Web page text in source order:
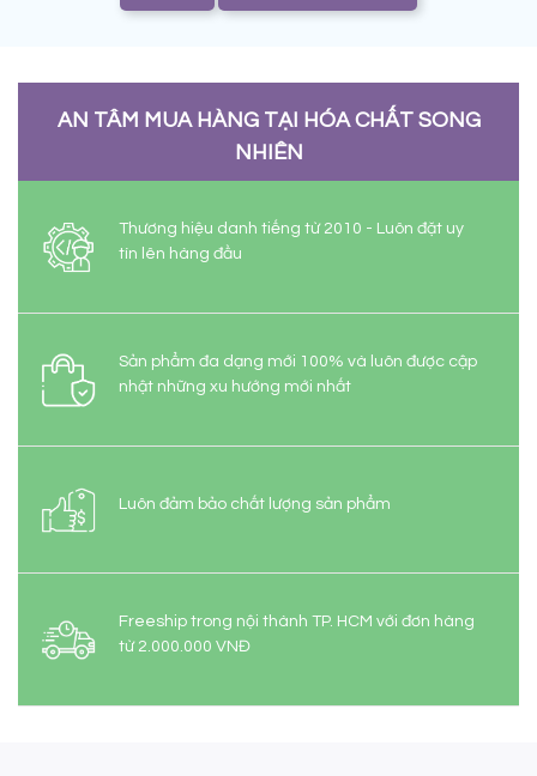
AN TÂM MUA HÀNG TẠI HÓA CHẤT SONG
NHIÊN
Thương hiệu danh tiếng từ 2010 - Luôn đặt uy
tín lên hàng đầu
Sản phẩm đa dạng mới 100% và luôn được cập
nhật những xu hướng mới nhất
Luôn đảm bảo chất lượng sản phẩm
Freeship trong nội thành TP. HCM với đơn hàng
từ 2.000.000 VNĐ